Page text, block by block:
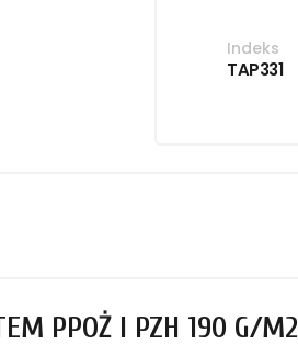
Indeks
TAP331
PPOŻ I PZH 190 G/M2